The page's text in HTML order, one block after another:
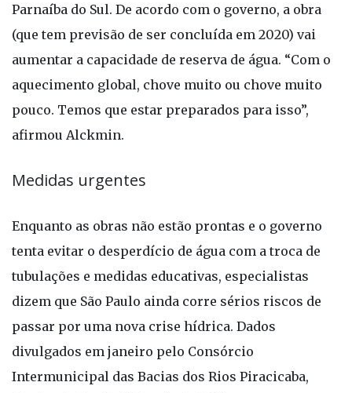
Parnaíba do Sul. De acordo com o governo, a obra
(que tem previsão de ser concluída em 2020) vai
aumentar a capacidade de reserva de água. “Com o
aquecimento global, chove muito ou chove muito
pouco. Temos que estar preparados para isso”,
afirmou Alckmin.
Medidas urgentes
Enquanto as obras não estão prontas e o governo
tenta evitar o desperdício de água com a troca de
tubulações e medidas educativas, especialistas
dizem que São Paulo ainda corre sérios riscos de
passar por uma nova crise hídrica. Dados
divulgados em janeiro pelo Consórcio
Intermunicipal das Bacias dos Rios Piracicaba,